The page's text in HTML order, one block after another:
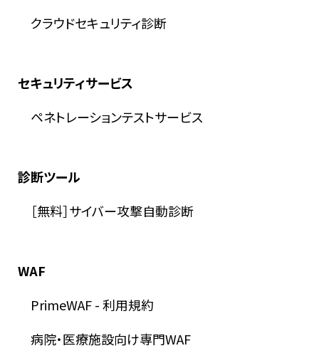
クラウドセキュリティ診断
セキュリティサービス
ペネトレーションテストサービス
診断ツール
［無料］サイバー攻撃自動診断
WAF
PrimeWAF-利用規約
病院・医療施設向け専門WAF